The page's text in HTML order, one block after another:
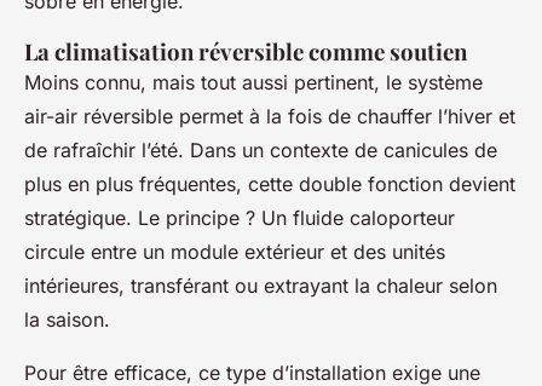
La climatisation réversible comme soutien
Moins connu, mais tout aussi pertinent, le système
air-air réversible permet à la fois de chauffer l’hiver et
de rafraîchir l’été. Dans un contexte de canicules de
plus en plus fréquentes, cette double fonction devient
stratégique. Le principe ? Un fluide caloporteur
circule entre un module extérieur et des unités
intérieures, transférant ou extrayant la chaleur selon
la saison.
Pour être efficace, ce type d’installation exige une